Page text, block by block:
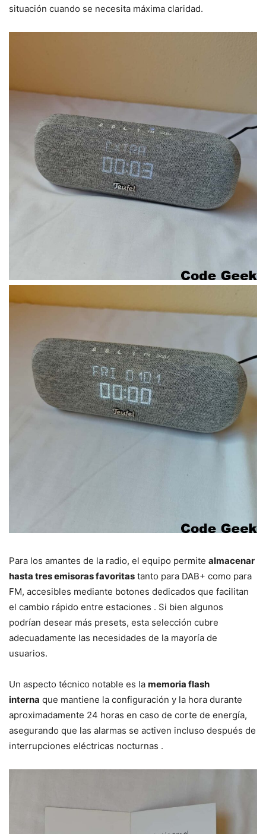
situación cuando se necesita máxima claridad.
Para los amantes de la radio, el equipo permite almacenar
hasta tres emisoras favoritas tanto para DAB+ como para
FM, accesibles mediante botones dedicados que facilitan
el cambio rápido entre estaciones . Si bien algunos
podrían desear más presets, esta selección cubre
adecuadamente las necesidades de la mayoría de
usuarios.
Un aspecto técnico notable es la memoria flash
interna que mantiene la configuración y la hora durante
aproximadamente 24 horas en caso de corte de energía,
asegurando que las alarmas se activen incluso después de
interrupciones eléctricas nocturnas .